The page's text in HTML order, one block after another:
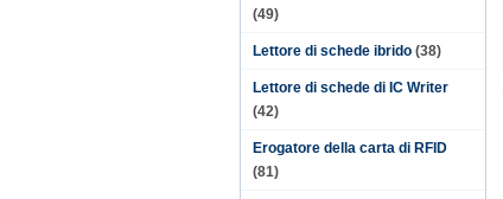
(49)
Lettore di schede ibrido (38)
Lettore di schede di IC Writer
(42)
Erogatore della carta di RFID
(81)